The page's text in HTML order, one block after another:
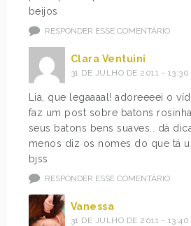
beijos
RESPONDER ESSE COMENTÁRIO
Clara Ventuini
31 DE JULHO DE 2011 - 13:30
Lia, que legaaaal! adoreeeei o
faz um post sobre batons
seus batons bens suaves.. dá
menos diz os nomes do que tá
bjss
RESPONDER ESSE COMENTÁRIO
Vanessa
31 DE JULHO DE 2011 - 13:40